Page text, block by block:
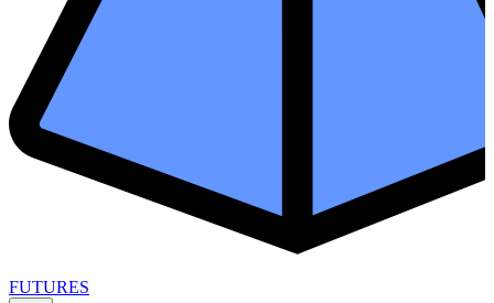
FUTURES